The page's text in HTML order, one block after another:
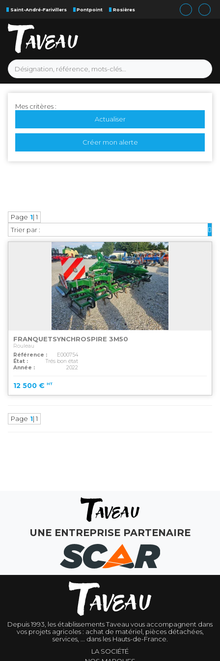
Saint-André-Farivillers Pontpoint Rosières
MAGASINS
Mes critères :
Actualiser
Créer mon alerte
Trier par :
Page 1| 1
Rouleau
FRANQUETSYNCHROSPIRE 3M50
Référence
E000754
État
Trés bon état
Année
2022
12 500 € HT
Page 1| 1
UNE ENTREPRISE PARTENAIRE
Depuis 1993, les établissements Taveau vous accompagnent dans
vos projets agricoles : achat de matériel, pièces détachées,
services, ... dans les Hauts-de-France.
LA SOCIÉTÉ